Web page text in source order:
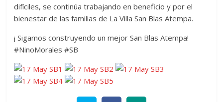
difíciles, se continúa trabajando en beneficio y por el
bienestar de las familias de La Villa San Blas Atempa.
¡ Sigamos construyendo un mejor San Blas Atempa!
#NinoMorales #SB